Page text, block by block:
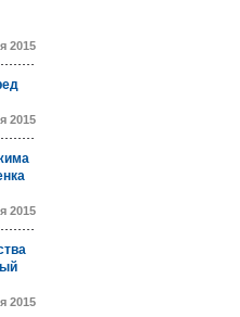
2015
2015
2015
2015